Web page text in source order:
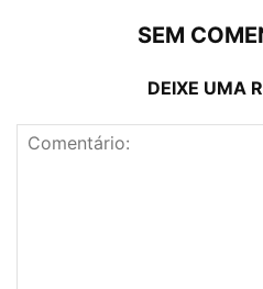
SEM
DEIXE UMA